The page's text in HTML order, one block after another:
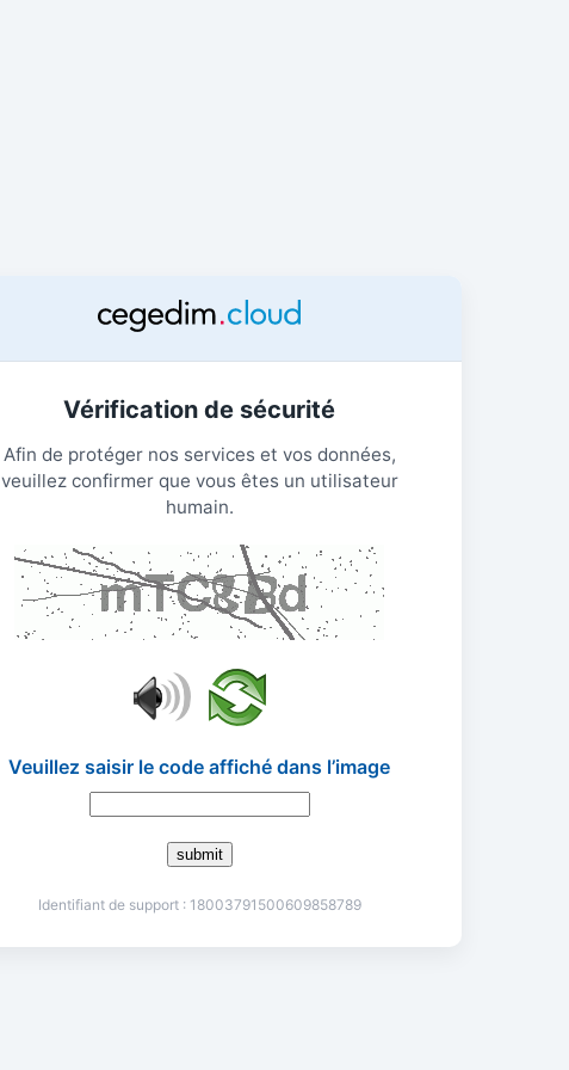
Vérification de sécurité
Afin de protéger nos services et vos données,
veuillez confirmer que vous êtes un utilisateur
humain.
Veuillez saisir le code affiché dans l’image
submit
Identifiant de support : 18003791500609858789